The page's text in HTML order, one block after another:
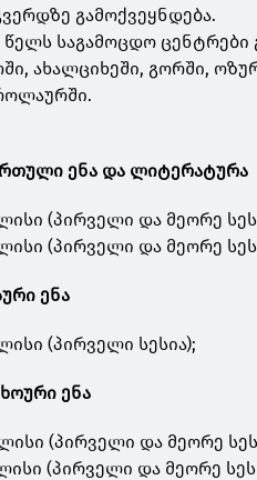
გამოქვეყნდება.
წელს საგამოცდო ცენტრები
ახალციხეში, გორში,
ენა და ლიტერატურა
(პირველი და მეორე
(პირველი და მეორე
ენა
(პირველი სესია);
ენა
(პირველი და მეორე
(პირველი და მეორე